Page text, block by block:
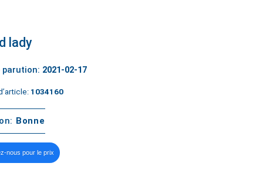
lady
parution: 2021-02-17
1034160
Bonne
nous pour le prix